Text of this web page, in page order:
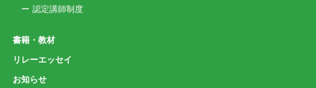
認定講師制度
書籍・教材
リレーエッセイ
お知らせ